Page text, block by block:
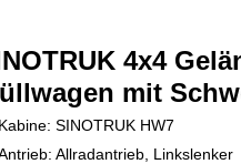
4x4
mit
Kabine: SINOTRUK HW7
Allradantrieb, Linkslenker